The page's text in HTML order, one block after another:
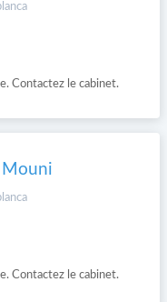
Contactez le cabinet.
Mouni
Contactez le cabinet.